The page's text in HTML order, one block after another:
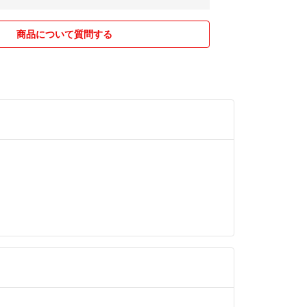
渉はお断りさせていただきます。プロフィールや
た中古品まで出品しています。
事があります。
商品について質問する